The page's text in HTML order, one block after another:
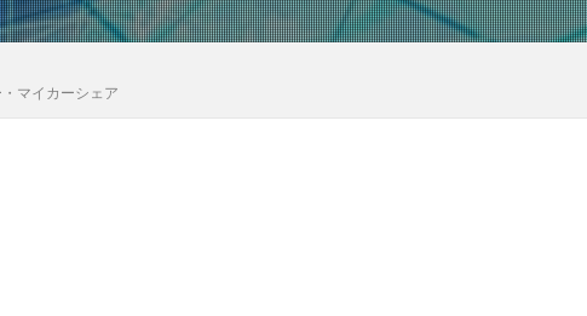
マイカーシェア